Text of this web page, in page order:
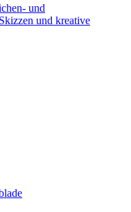
und
und kreative